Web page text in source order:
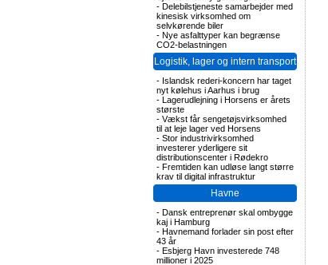
- Delebilstjeneste samarbejder med
kinesisk virksomhed om
selvkørende biler
- Nye asfalttyper kan begrænse
CO2-belastningen
Logistik, lager og intern transport
- Islandsk rederi-koncern har taget
nyt kølehus i Aarhus i brug
- Lagerudlejning i Horsens er årets
største
- Vækst får sengetøjsvirksomhed
til at leje lager ved Horsens
- Stor industrivirksomhed
investerer yderligere sit
distributionscenter i Rødekro
- Fremtiden kan udløse langt større
krav til digital infrastruktur
Havne
- Dansk entreprenør skal ombygge
kaj i Hamburg
- Havnemand forlader sin post efter
43 år
- Esbjerg Havn investerede 748
millioner i 2025